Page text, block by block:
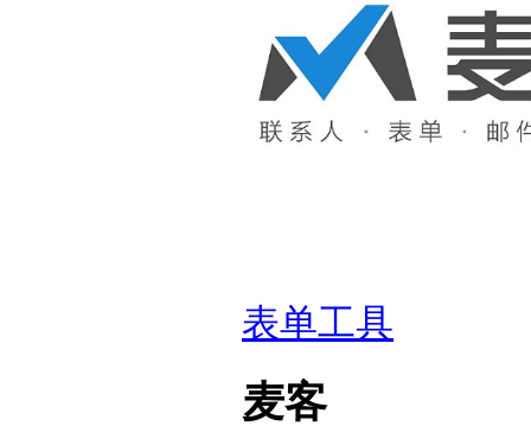
表单工具
麦客